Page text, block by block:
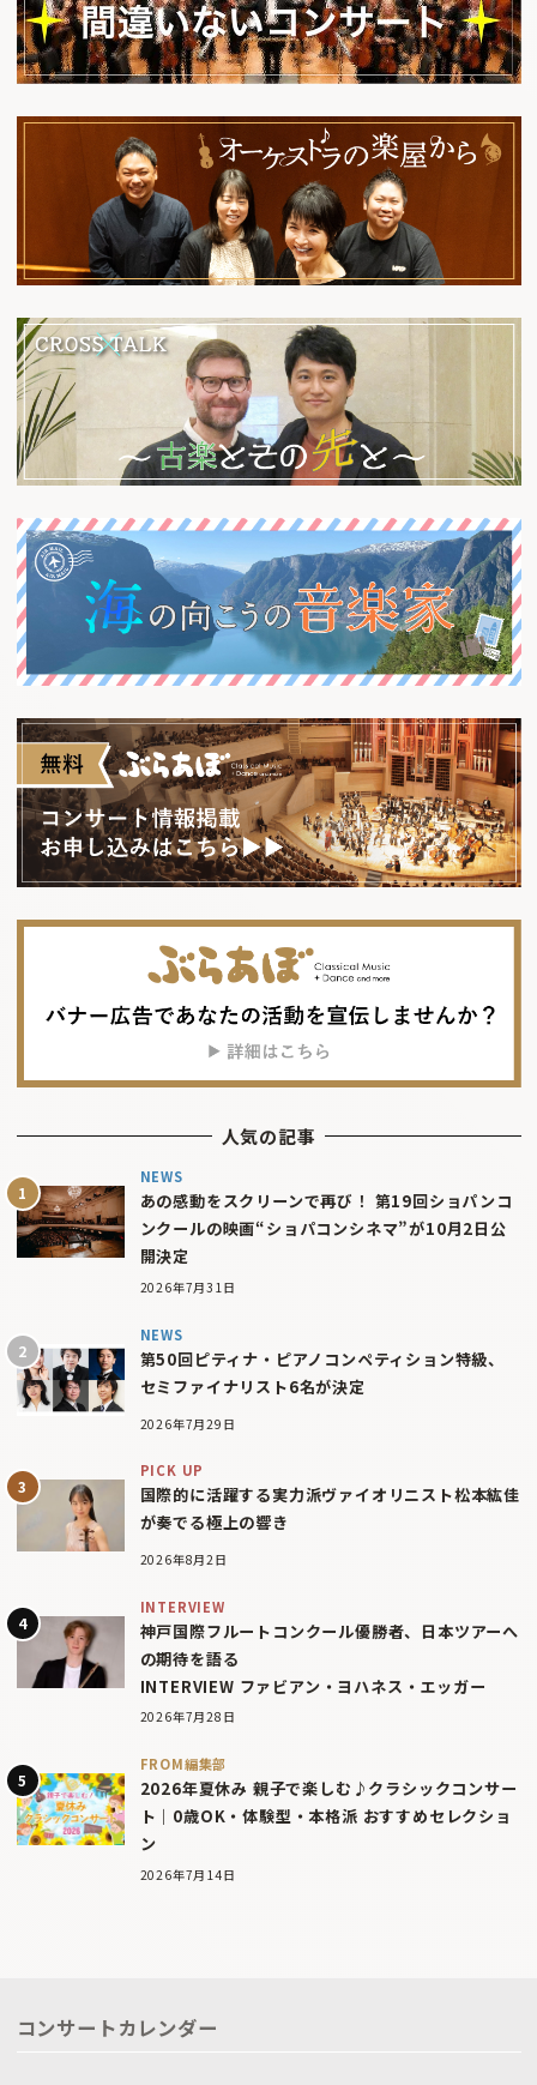
人気の記事
NEWS
あの感動をスクリーンで再び！ 第19回ショパンコ
ンクールの映画“ショパコンシネマ”が10月2日公
開決定
2026年7月31日
NEWS
第50回ピティナ・ピアノコンペティション特級、
セミファイナリスト6名が決定
2026年7月29日
PICK UP
国際的に活躍する実力派ヴァイオリニスト松本紘佳
が奏でる極上の響き
2026年8月2日
INTERVIEW
神戸国際フルートコンクール優勝者、日本ツアーへ
の期待を語る
INTERVIEW ファビアン・ヨハネス・エッガー
2026年7月28日
FROM編集部
2026年夏休み 親子で楽しむ♪クラシックコンサー
ト｜0歳OK・体験型・本格派 おすすめセレクショ
ン
2026年7月14日
コンサートカレンダー